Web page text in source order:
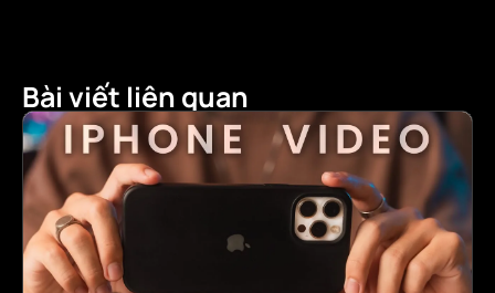
Bài viết liên quan